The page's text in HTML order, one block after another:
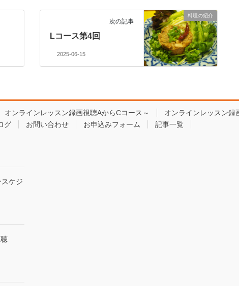
料理の紹介
次の記事
Lコース第4回
2025-06-15
オンラインレッスン録画視聴AからCコース～
オンラインレッスン録
グ お問い合わせ お申込みフォーム 記事一覧
ケジ